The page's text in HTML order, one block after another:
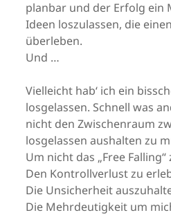
planbar und der Erfolg ein
Ideen loszulassen, die
überleben.
Und …
Vielleicht hab‘ ich ein
losgelassen. Schnell was
nicht den Zwischenraum
losgelassen aushalten zu
Um nicht das „Free
Den Kontrollverlust zu
Die Unsicherheit
Die Mehrdeutigkeit um